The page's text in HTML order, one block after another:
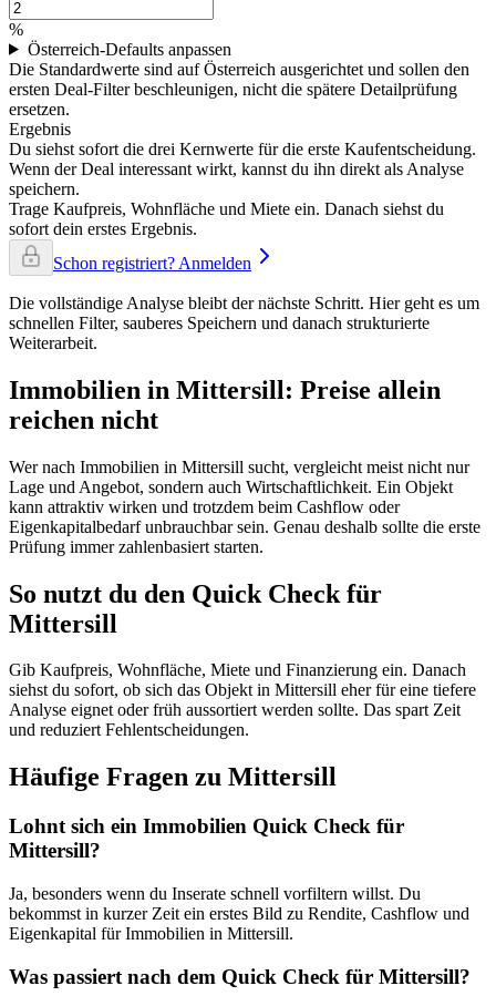
%
Österreich-Defaults anpassen
Die Standardwerte sind auf Österreich ausgerichtet und sollen den
ersten Deal-Filter beschleunigen, nicht die spätere Detailprüfung
ersetzen.
Ergebnis
Du siehst sofort die drei Kernwerte für die erste Kaufentscheidung.
Wenn der Deal interessant wirkt, kannst du ihn direkt als Analyse
speichern.
Trage Kaufpreis, Wohnfläche und Miete ein. Danach siehst du
sofort dein erstes Ergebnis.
Schon registriert? Anmelden
Die vollständige Analyse bleibt der nächste Schritt. Hier geht es um
schnellen Filter, sauberes Speichern und danach strukturierte
Weiterarbeit.
Immobilien in Mittersill: Preise allein
reichen nicht
Wer nach Immobilien in Mittersill sucht, vergleicht meist nicht nur
Lage und Angebot, sondern auch Wirtschaftlichkeit. Ein Objekt
kann attraktiv wirken und trotzdem beim Cashflow oder
Eigenkapitalbedarf unbrauchbar sein. Genau deshalb sollte die erste
Prüfung immer zahlenbasiert starten.
So nutzt du den Quick Check für
Mittersill
Gib Kaufpreis, Wohnfläche, Miete und Finanzierung ein. Danach
siehst du sofort, ob sich das Objekt in Mittersill eher für eine tiefere
Analyse eignet oder früh aussortiert werden sollte. Das spart Zeit
und reduziert Fehlentscheidungen.
Häufige Fragen zu Mittersill
Lohnt sich ein Immobilien Quick Check für
Mittersill?
Ja, besonders wenn du Inserate schnell vorfiltern willst. Du
bekommst in kurzer Zeit ein erstes Bild zu Rendite, Cashflow und
Eigenkapital für Immobilien in Mittersill.
Was passiert nach dem Quick Check für Mittersill?